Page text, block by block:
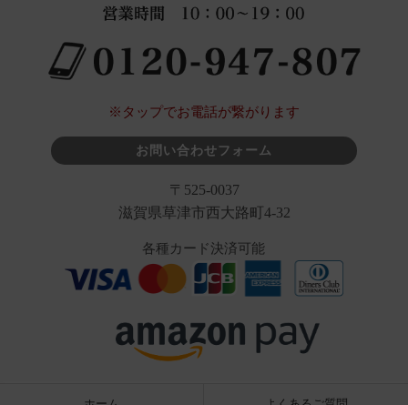
※タップでお電話が繋がります
お問い合わせフォーム
〒525-0037
滋賀県草津市西大路町4-32
各種カード決済可能